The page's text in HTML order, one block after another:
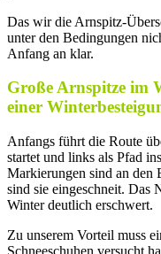
Das wir die Arnspitz-
unter den Bedingungen
Anfang an klar.
Große Arnspitze im
einer
Anfangs führt die Route
startet und links als Pfad
Markierungen sind an den
sind sie eingeschneit. Das
Winter deutlich erschwert.
Zu unserem Vorteil muss